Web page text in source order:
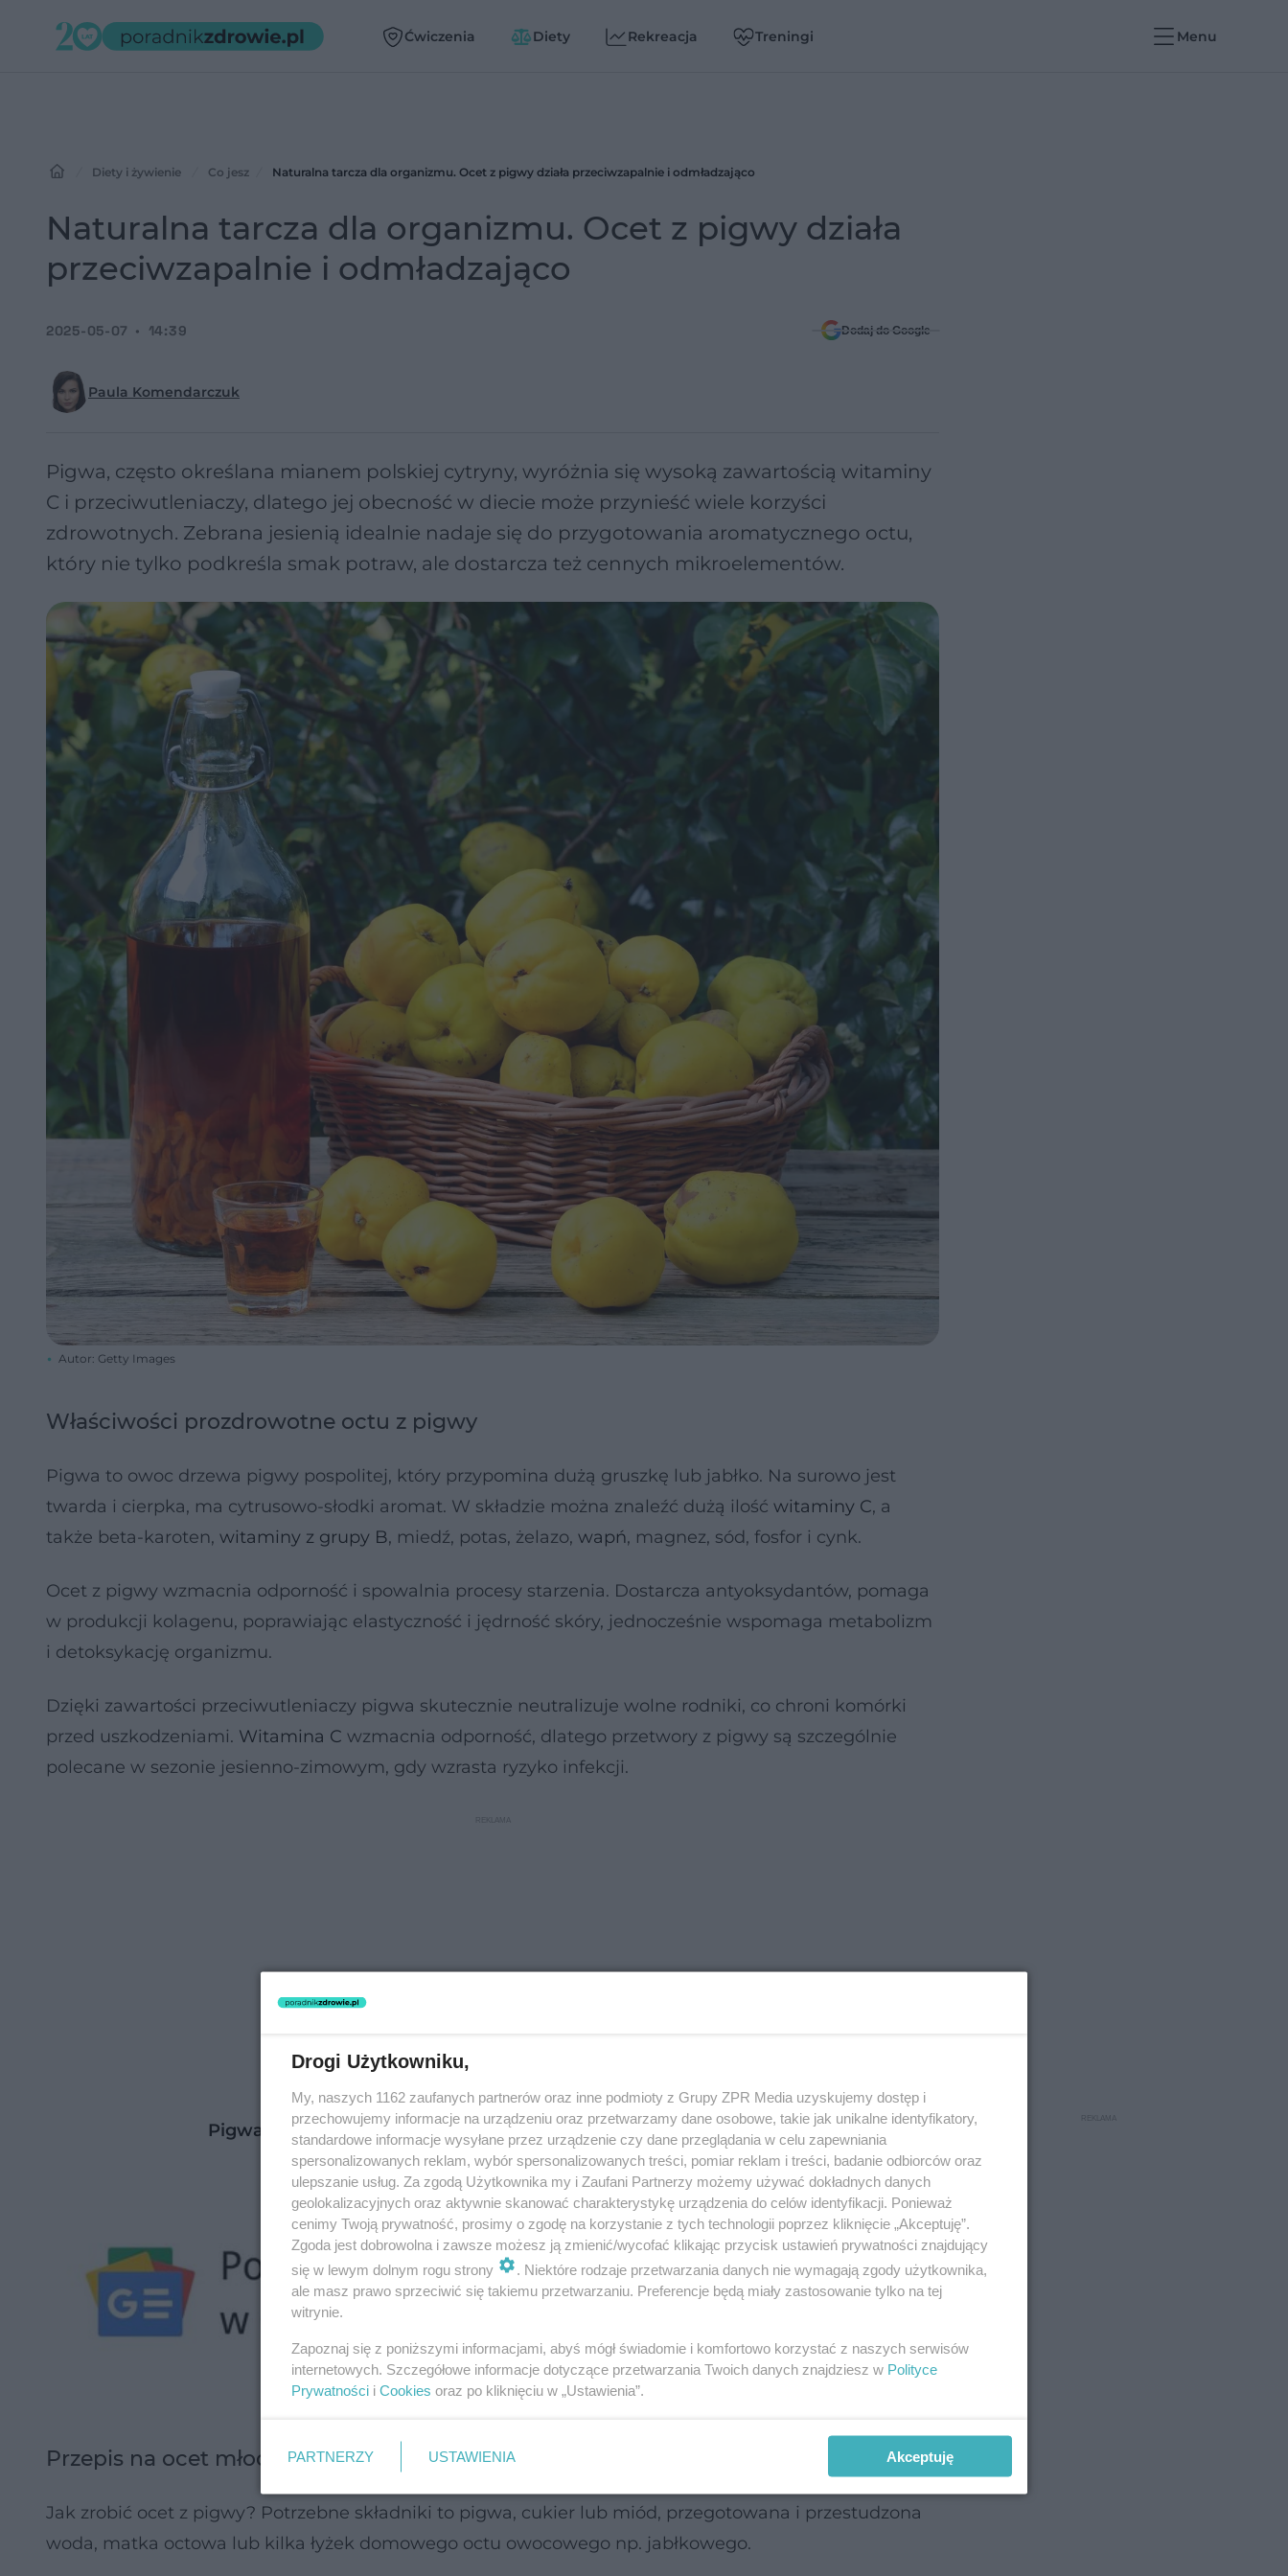
Ćwiczenia Diety Rekreacja Treningi Menu
Diety i żywienie Co jesz Naturalna tarcza dla organizmu. Ocet z pigwy działa przeciwzapalnie i odmładzająco
Naturalna tarcza dla organizmu. Ocet z pigwy działa
przeciwzapalnie i odmładzająco
Paula Komendarczuk
2025-05-07 14:39 Dodaj do Google
Pigwa, często określana mianem polskiej cytryny, wyróżnia się wysoką zawartością witaminy
C i przeciwutleniaczy, dlatego jej obecność w diecie może przynieść wiele korzyści
zdrowotnych. Zebrana jesienią idealnie nadaje się do przygotowania aromatycznego octu,
który nie tylko podkreśla smak potraw, ale dostarcza też cennych mikroelementów.
Autor: Getty Images
Właściwości prozdrowotne octu z pigwy
Pigwa to owoc drzewa pigwy pospolitej, który przypomina dużą gruszkę lub jabłko. Na surowo jest
twarda i cierpka, ma cytrusowo-słodki aromat. W składzie można znaleźć dużą ilość witaminy C, a
także beta-karoten, witaminy z grupy B, miedź, potas, żelazo, wapń, magnez, sód, fosfor i cynk.
Ocet z pigwy wzmacnia odporność i spowalnia procesy starzenia. Dostarcza antyoksydantów, pomaga
w produkcji kolagenu, poprawiając elastyczność i jędrność skóry, jednocześnie wspomaga metabolizm
i detoksykację organizmu.
Dzięki zawartości przeciwutleniaczy pigwa skutecznie neutralizuje wolne rodniki, co chroni komórki
przed uszkodzeniami. Witamina C wzmacnia odporność, dlatego przetwory z pigwy są szczególnie
polecane w sezonie jesienno-zimowym, gdy wzrasta ryzyko infekcji.
Pigwa: właściwości zdrowotne i wartości odżywcze
Przepis na ocet młodości
Jak zrobić ocet z pigwy? Potrzebne składniki to pigwa, cukier lub miód, przegotowana i przestudzona
woda, matka octowa lub kilka łyżek domowego octu owocowego np. jabłkowego.
Drogi Użytkowniku,
My, naszych 1162 zaufanych partnerów oraz inne podmioty z Grupy ZPR Media uzyskujemy dostęp i
przechowujemy informacje na urządzeniu oraz przetwarzamy dane osobowe, takie jak unikalne identyfikatory,
standardowe informacje wysyłane przez urządzenie czy dane przeglądania w celu zapewniania
spersonalizowanych reklam, wybór spersonalizowanych treści, pomiar reklam i treści, badanie odbiorców oraz
ulepszanie usług. Za zgodą Użytkownika my i Zaufani Partnerzy możemy używać dokładnych danych
geolokalizacyjnych oraz aktywnie skanować charakterystykę urządzenia do celów identyfikacji. Ponieważ
cenimy Twoją prywatność, prosimy o zgodę na korzystanie z tych technologii poprzez kliknięcie „Akceptuję”.
Zgoda jest dobrowolna i zawsze możesz ją zmienić/wycofać klikając przycisk ustawień prywatności znajdujący
się w lewym dolnym rogu strony
. Niektóre rodzaje przetwarzania danych nie wymagają zgody użytkownika,
ale masz prawo sprzeciwić się takiemu przetwarzaniu. Preferencje będą miały zastosowanie tylko na tej
witrynie.
Zapoznaj się z poniższymi informacjami, abyś mógł świadomie i komfortowo korzystać z naszych serwisów
internetowych. Szczegółowe informacje dotyczące przetwarzania Twoich danych znajdziesz w Polityce
Prywatności i Cookies oraz po kliknięciu w „Ustawienia”.
PARTNERZY USTAWIENIA Akceptuję